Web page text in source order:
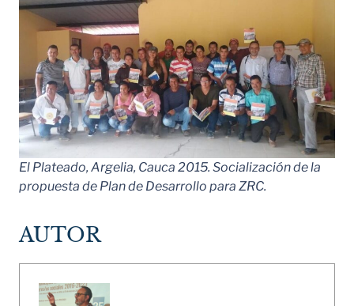
El Plateado, Argelia, Cauca 2015. Socialización de la
propuesta de Plan de Desarrollo para ZRC.
AUTOR